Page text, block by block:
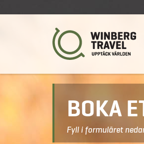
BOKA
Fyll i formuläret